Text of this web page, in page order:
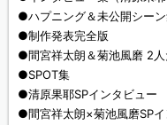
●ハプニング＆未公開シー
●制作発表完全版
●間宮祥太朗＆菊池風磨 2
●SPOT集
●清原果耶SPインタビュー
●間宮祥太朗×菊池風磨SPイ